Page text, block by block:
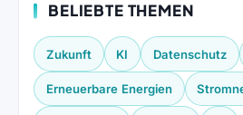
BELIEBTE THEMEN
Zukunft KI Datenschutz
Erneuerbare Energien